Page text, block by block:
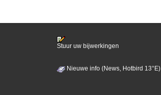
Stuur uw bijwerkingen
Nieuwe info (News, Hotbird 13°E)